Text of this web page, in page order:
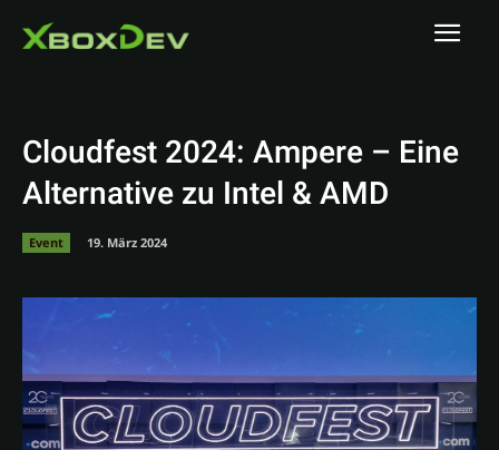
Cloudfest 2024: Ampere – Eine
Alternative zu Intel & AMD
Event 19. März 2024